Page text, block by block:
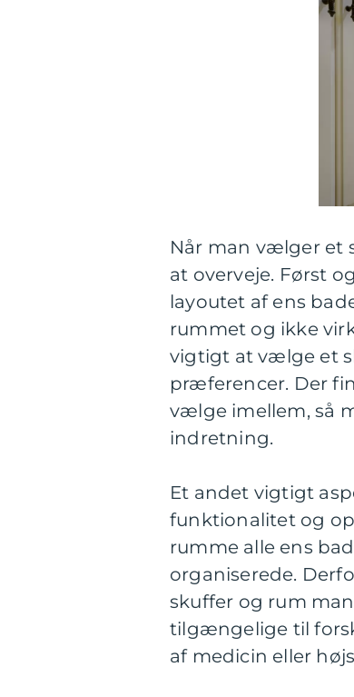
Når man vælger et
at overveje. Først
layoutet af ens
rummet og ikke
vigtigt at vælge et
præferencer. Der
vælge imellem, så
indretning.
Et andet vigtigt
funktionalitet og
rumme alle ens
organiserede.
skuffer og rum
tilgængelige til
af medicin eller